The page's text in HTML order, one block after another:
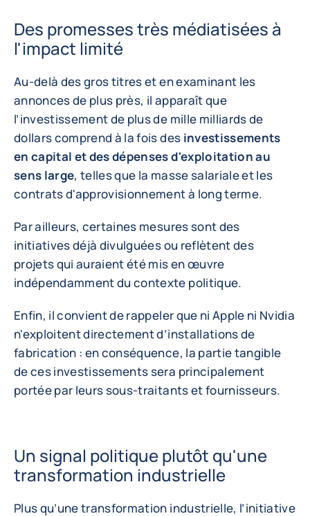
Des promesses très médiatisées à
l'impact limité
Au-delà des gros titres et en examinant les
annonces de plus près, il apparaît que
l’investissement de plus de mille milliards de
dollars comprend à la fois des investissements
en capital et des dépenses d'exploitation au
sens large, telles que la masse salariale et les
contrats d'approvisionnement à long terme.
Par ailleurs, certaines mesures sont des
initiatives déjà divulguées ou reflètent des
projets qui auraient été mis en œuvre
indépendamment du contexte politique.
Enfin, il convient de rappeler que ni Apple ni Nvidia
n'exploitent directement d’installations de
fabrication : en conséquence, la partie tangible
de ces investissements sera principalement
portée par leurs sous-traitants et fournisseurs.
Un signal politique plutôt qu'une
transformation industrielle
Plus qu’une transformation industrielle, l’initiative